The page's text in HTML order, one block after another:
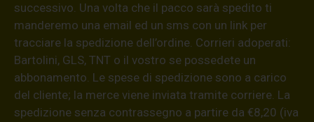
successivo. Una volta che il pacco sarà spedito ti
manderemo una email ed un sms con un link per
tracciare la spedizione dell’ordine. Corrieri adoperati:
Bartolini, GLS, TNT o il vostro se possedete un
abbonamento. Le spese di spedizione sono a carico
del cliente; la merce viene inviata tramite corriere. La
spedizione senza contrassegno a partire da €8,20 (iva